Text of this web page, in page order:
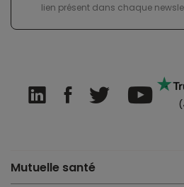
lien présent dans chaque
Mutuelle santé